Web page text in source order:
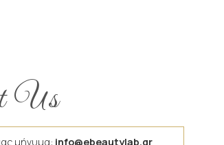
Us
μήνυμα: info@ebeautylab.gr